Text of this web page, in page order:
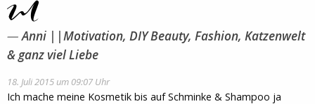
Anni ||Motivation, DIY Beauty, Fashion, Katzenwelt
& ganz viel Liebe
18. Juli 2015 um 09:07 Uhr
Ich mache meine Kosmetik bis auf Schminke & Shampoo ja